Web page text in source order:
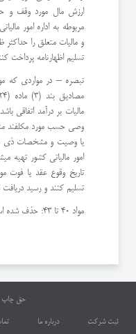
ارزش مال مورد وقف و
مربوطه به اداره امور
و مالیات متعلق را
تسلیم اظهارنامه پرداخت
تبصره – در مواردی که
مالیات بر درآمد اتفاقی
وصی حسب مورد مکلفند
یا وصیت و مشخصات ذی
امور مالیاتی کشور تهیه
تاریخ وقوع عقد یا فوت
تسلیم کنند و رسید دریافت
مواد 40 تا 43: حذف شده است.
حق چاپ 2016
ثبت شرکت درباره ما